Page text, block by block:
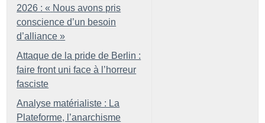
2026 : « Nous avons pris
conscience d’un besoin
d’alliance »
Attaque de la pride de Berlin :
faire front uni face à l’horreur
fasciste
Analyse matérialiste : La
Plateforme, l’anarchisme